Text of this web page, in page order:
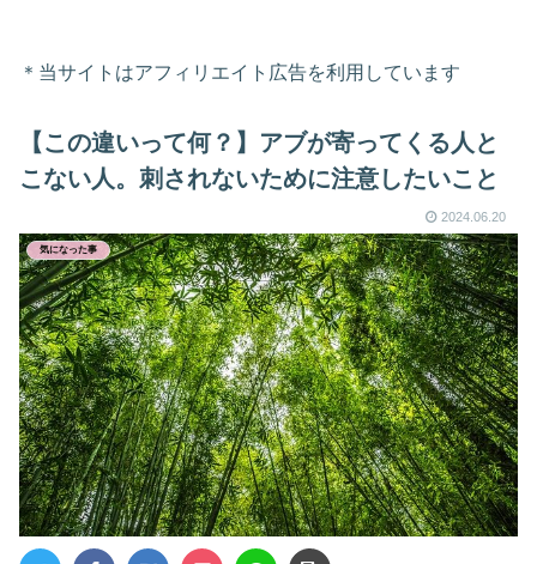
＊当サイトはアフィリエイト広告を利用しています
【この違いって何？】アブが寄ってくる人と
こない人。刺されないために注意したいこと
2024.06.20
気になった事